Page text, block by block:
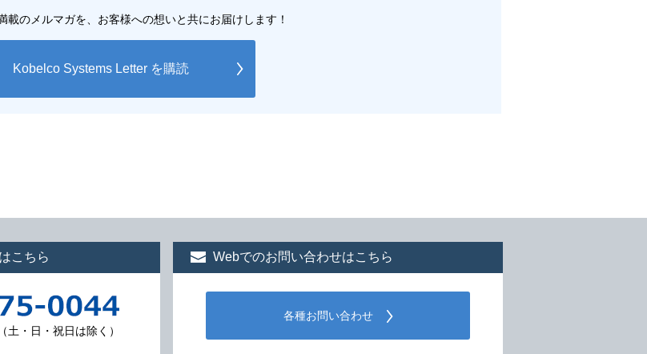
載のメルマガを、お客様への想いと共にお届けします！
Kobelco Systems Letter を購読
こちら
・日・祝日は除く）
Webでのお問い合わせはこちら
各種お問い合わせ